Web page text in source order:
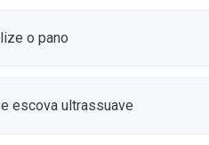
o pano
escova ultrassuave